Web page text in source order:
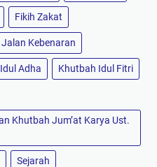
Fikih Zakat
Jalan Kebenaran
Adha Khutbah Idul Fitri
Khutbah Jum’at Karya Ust.
Sejarah